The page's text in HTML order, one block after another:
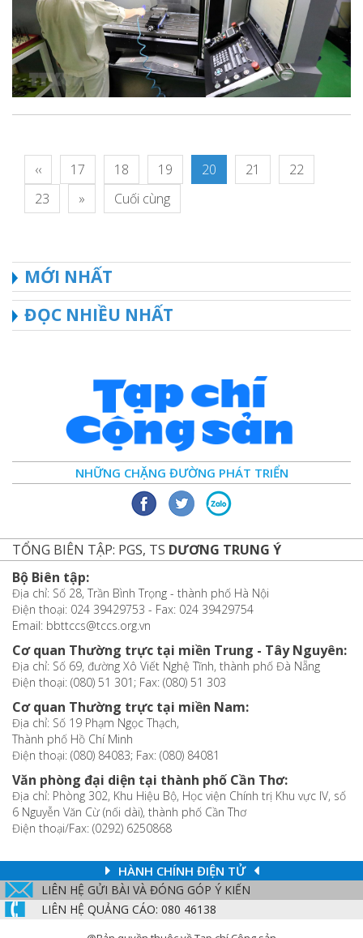
‹‹ 17 18 19 20 21
22
23
» Cuối cùng
MỚI NHẤT
ĐỌC NHIỀU NHẤT
NHỮNG CHẶNG ĐƯỜNG PHÁT TRIỂN
TỔNG BIÊN TẬP: PGS, TS DƯƠNG TRUNG Ý
Bộ Biên tập:
Địa chỉ: Số 28, Trần Bình Trọng - thành phố Hà Nội
Điện thoại: 024 39429753 - Fax: 024 39429754
Email: bbttccs@tccs.org.vn
Cơ quan Thường trực tại miền Trung - Tây Nguyên:
Địa chỉ: Số 69, đường Xô Viết Nghệ Tĩnh, thành phố Đà Nẵng
Điện thoại: (080) 51 301; Fax: (080) 51 303
Cơ quan Thường trực tại miền Nam:
Địa chỉ: Số 19 Phạm Ngọc Thạch,
Thành phố Hồ Chí Minh
Điện thoại: (080) 84083; Fax: (080) 84081
Văn phòng đại diện tại thành phố Cần Thơ:
Địa chỉ: Phòng 302, Khu Hiệu Bộ, Học viện Chính trị Khu vực IV, số
6 Nguyễn Văn Cừ (nối dài), thành phố Cần Thơ
Điện thoại/Fax: (0292) 6250868
HÀNH CHÍNH ĐIỆN TỬ
LIÊN HỆ GỬI BÀI VÀ ĐÓNG GÓP Ý KIẾN
LIÊN HỆ QUẢNG CÁO: 080 46138